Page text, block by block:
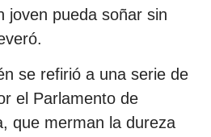
joven pueda soñar sin
se refirió a una serie de
el Parlamento de
que merman la dureza